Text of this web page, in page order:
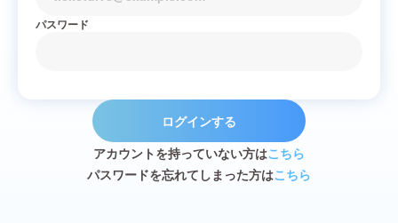
パスワード
ログインする
アカウントを持っていない方はこちら
パスワードを忘れてしまった方はこちら